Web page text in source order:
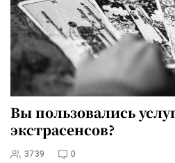
Вы пользовались
экстрасенсов?
3739 0